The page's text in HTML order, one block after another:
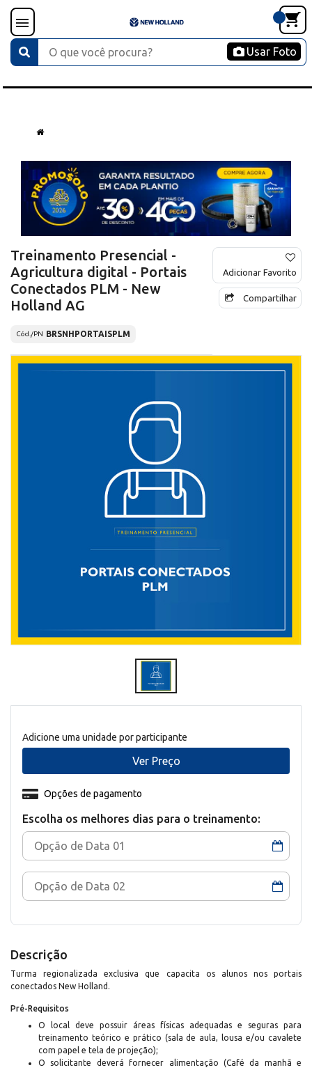
Usar Foto
Treinamento Presencial -
Agricultura digital - Portais
Conectados PLM - New
Holland AG
Cód./PN BRSNHPORTAISPLM
Adicionar Favorito
Compartilhar
Escolha os melhores dias para o treinamento:
Opções de pagamento
Adicione uma unidade por participante
Ver Preço
Descrição
Turma regionalizada exclusiva que capacita os alunos nos portais
conectados New Holland.
Pré-Requisitos
O local deve possuir áreas físicas adequadas e seguras para
treinamento teórico e prático (sala de aula, lousa e/ou cavalete
com papel e tela de projeção);
O solicitante deverá fornecer alimentação (Café da manhã e